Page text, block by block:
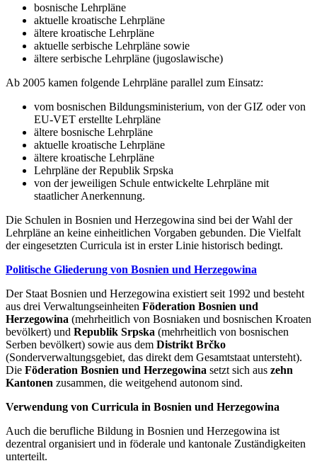
bosnische Lehrpläne
aktuelle kroatische Lehrpläne
ältere kroatische Lehrpläne
aktuelle serbische Lehrpläne sowie
ältere serbische Lehrpläne (jugoslawische)
Ab 2005 kamen folgende Lehrpläne parallel zum Einsatz:
vom bosnischen Bildungsministerium, von der GIZ oder von
EU-VET erstellte Lehrpläne
ältere bosnische Lehrpläne
aktuelle kroatische Lehrpläne
ältere kroatische Lehrpläne
Lehrpläne der Republik Srpska
von der jeweiligen Schule entwickelte Lehrpläne mit
staatlicher Anerkennung.
Die Schulen in Bosnien und Herzegowina sind bei der Wahl der
Lehrpläne an keine einheitlichen Vorgaben gebunden. Die Vielfalt
der eingesetzten Curricula ist in erster Linie historisch bedingt.
Politische Gliederung von Bosnien und Herzegowina
Der Staat Bosnien und Herzegowina existiert seit 1992 und besteht
aus drei Verwaltungseinheiten Föderation Bosnien und
Herzegowina (mehrheitlich von Bosniaken und bosnischen Kroaten
bevölkert) und Republik Srpska (mehrheitlich von bosnischen
Serben bevölkert) sowie aus dem Distrikt Brčko
(Sonderverwaltungsgebiet, das direkt dem Gesamtstaat untersteht).
Die Föderation Bosnien und Herzegowina setzt sich aus zehn
Kantonen zusammen, die weitgehend autonom sind.
Verwendung von Curricula in Bosnien und Herzegowina
Auch die berufliche Bildung in Bosnien und Herzegowina ist
dezentral organisiert und in föderale und kantonale Zuständigkeiten
unterteilt.